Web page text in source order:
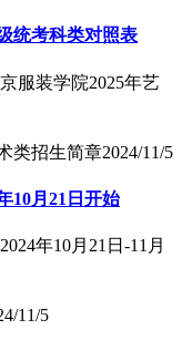
统考科类对照表
服装学院2025年艺
类招生简章2024/11/5
10月21日开始
年10月21日-11月
11/5